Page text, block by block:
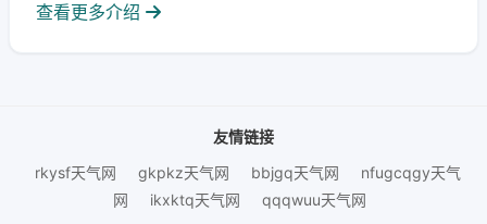
查看更多介绍
友情链接
rkysf天气网
gkpkz天气网 bbjgq天气网
nfugcqgy天气
网
ikxktq天气网 qqqwuu天气网